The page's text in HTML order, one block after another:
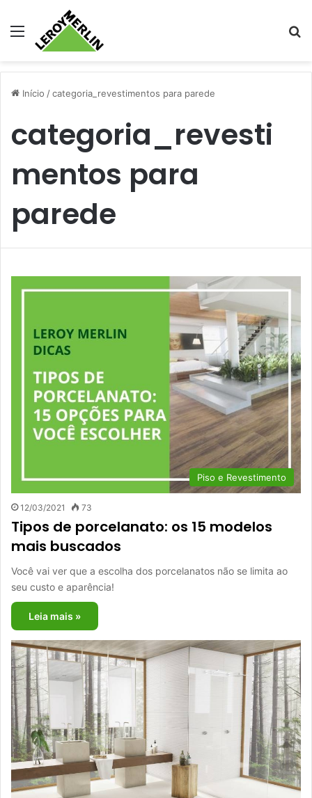
Menu
Início /categoria_revestimentos para parede
categoria_revesti
mentos para
parede
Piso e Revestimento
12/03/2021 73
Tipos de porcelanato: os 15 modelos
mais buscados
Você vai ver que a escolha dos porcelanatos não se limita ao
seu custo e aparência!
Leia mais »